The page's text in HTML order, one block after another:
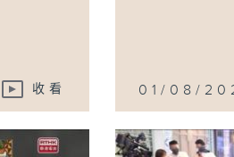
收看 01/08/